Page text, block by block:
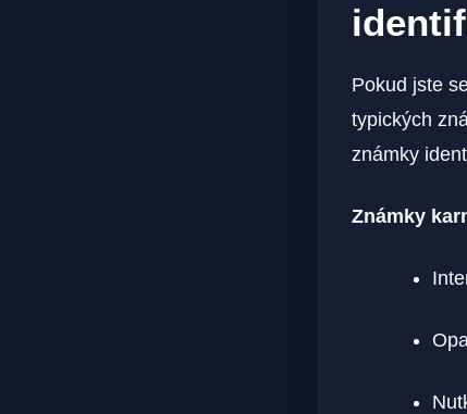
Pokud jste
typických
známky
Známky